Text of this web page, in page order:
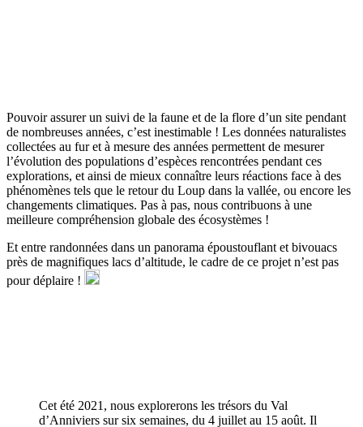
Pouvoir assurer un suivi de la faune et de la flore d’un site pendant
de nombreuses années, c’est inestimable ! Les données naturalistes
collectées au fur et à mesure des années permettent de mesurer
l’évolution des populations d’espèces rencontrées pendant ces
explorations, et ainsi de mieux connaître leurs réactions face à des
phénomènes tels que le retour du Loup dans la vallée, ou encore les
changements climatiques. Pas à pas, nous contribuons à une
meilleure compréhension globale des écosystèmes !
Et entre randonnées dans un panorama époustouflant et bivouacs
près de magnifiques lacs d’altitude, le cadre de ce projet n’est pas
pour déplaire !
Cet été 2021, nous explorerons les trésors du Val
d’Anniviers sur six semaines, du 4 juillet au 15 août. Il